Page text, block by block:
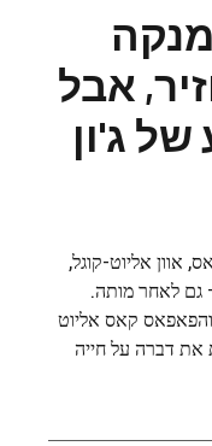
אבל
ג'ון
אוון אליוט-קוגל,
לאחר מותה.
והפאפאס קאס אליוט
את דברה על חייה